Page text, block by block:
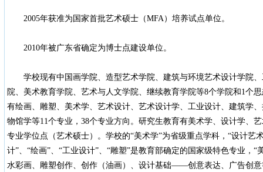
2005年获准为国家首批艺术硕士（MFA）培养试点单位。
2010年被广东省确定为博士点建设单位。
学校现有中国画学院、造型艺术学院、建筑与环境艺术设计学院、
院、美术教育学院、艺术与人文学院、继续教育学院等8个学院和1个
有绘画、雕塑、美术学、艺术设计、艺术设计学、工业设计、建筑学
物馆学等11个专业，38个专业方向。研究生教育有美术学、设计学、
专业学位点（艺术硕士）。学校的“美术学”为省级重点学科，“设计艺
计”、“绘画”、“工业设计”、“雕塑”是教育部确定的国家级特色专业，
水彩画、雕塑创作、创作（油画）、设计基础——创意表达、广告创